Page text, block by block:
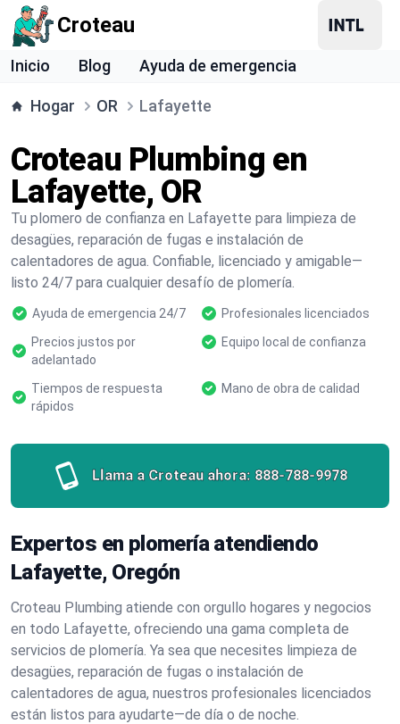
Croteau
Inicio Blog Ayuda de emergencia
Hogar OR Lafayette
Croteau Plumbing en
Lafayette, OR
Tu plomero de confianza en Lafayette para limpieza de
desagües, reparación de fugas e instalación de
calentadores de agua. Confiable, licenciado y amigable—
listo 24/7 para cualquier desafío de plomería.
Ayuda de emergencia 24/7
Profesionales licenciados
Precios justos por
adelantado
Equipo local de confianza
Tiempos de respuesta
rápidos
Mano de obra de calidad
Llama a Croteau ahora: 888-788-9978
Expertos en plomería atendiendo
Lafayette, Oregón
Croteau Plumbing atiende con orgullo hogares y negocios
en todo Lafayette, ofreciendo una gama completa de
servicios de plomería. Ya sea que necesites limpieza de
desagües, reparación de fugas o instalación de
calentadores de agua, nuestros profesionales licenciados
están listos para ayudarte—de día o de noche.